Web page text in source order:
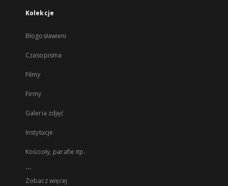
Kolekcje
Błogosławieni
Czasopisma
Filmy
Firmy
Galeria zdjęć
Instytucje
Kościoły, parafie itp.
...
Zobacz więcej